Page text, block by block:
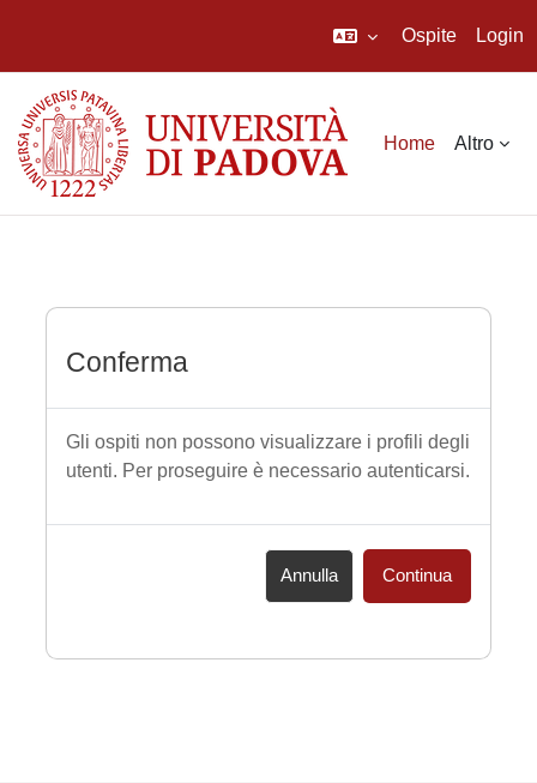
Ospite Login
Home Altro
Conferma
Gli ospiti non possono visualizzare i profili degli
utenti. Per proseguire è necessario autenticarsi.
Annulla Continua